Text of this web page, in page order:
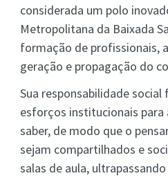
considerada um polo
Metropolitana da Baixada
formação de profissionais,
geração e propagação do
Sua responsabilidade social
esforços institucionais para
saber, de modo que o
sejam compartilhados e
salas de aula,